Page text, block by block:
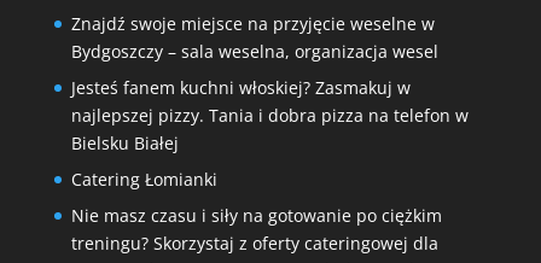
Znajdź swoje miejsce na przyjęcie weselne w
Bydgoszczy – sala weselna, organizacja wesel
Jesteś fanem kuchni włoskiej? Zasmakuj w
najlepszej pizzy. Tania i dobra pizza na telefon w
Bielsku Białej
Catering Łomianki
Nie masz czasu i siły na gotowanie po ciężkim
treningu? Skorzystaj z oferty cateringowej dla